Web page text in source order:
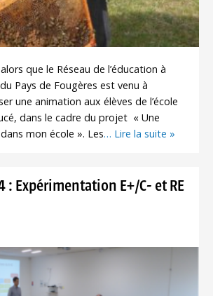
que le Réseau de l’éducation à
Pays de Fougères est venu à
une animation aux élèves de l’école
dans le cadre du projet « Une
mon école ». Les… Lire la suite »
: Expérimentation E+/C- et RE